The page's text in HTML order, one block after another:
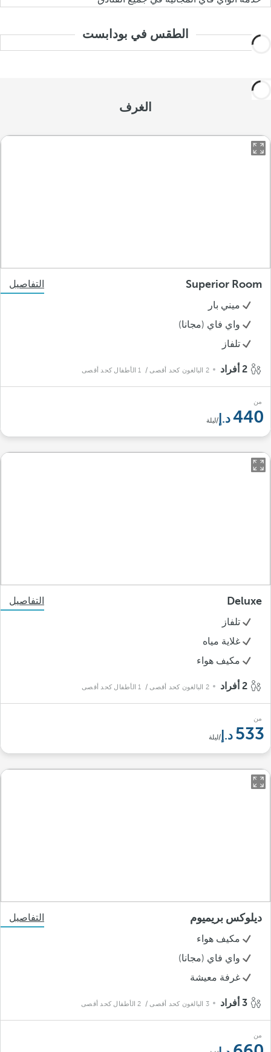
الطقس في بودابست
الغرف
Superior Room
التفاصيل
ميني بار
واي فاي (مجانا)
تلفاز
2 البالغون كحد أقصى / 1 الأطفال كحد أقصى
من
440 /ليلة
Deluxe
التفاصيل
تلفاز
غلاية مياه
مكيف هواء
2 البالغون كحد أقصى / 1 الأطفال كحد أقصى
من
533 /ليلة
ديلوكس بريميوم
التفاصيل
مكيف هواء
واي فاي (مجانا)
غرفة معيشة
3 البالغون كحد أقصى / 2 الأطفال كحد أقصى
من